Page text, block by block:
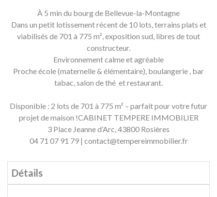
À 5 min du bourg de Bellevue-la-Montagne
Dans un petit lotissement récent de 10 lots, terrains plats et
viabilisés de 701 à 775 m², exposition sud, libres de tout
constructeur.
Environnement calme et agréable
Proche école (maternelle & élémentaire), boulangerie , bar
tabac, salon de thé et restaurant.
Disponible : 2 lots de 701 à 775 m² – parfait pour votre futur
projet de maison !CABINET TEMPERE IMMOBILIER
3 Place Jeanne d’Arc, 43800 Rosières
04 71 07 91 79 | contact@tempereimmobilier.fr
Détails